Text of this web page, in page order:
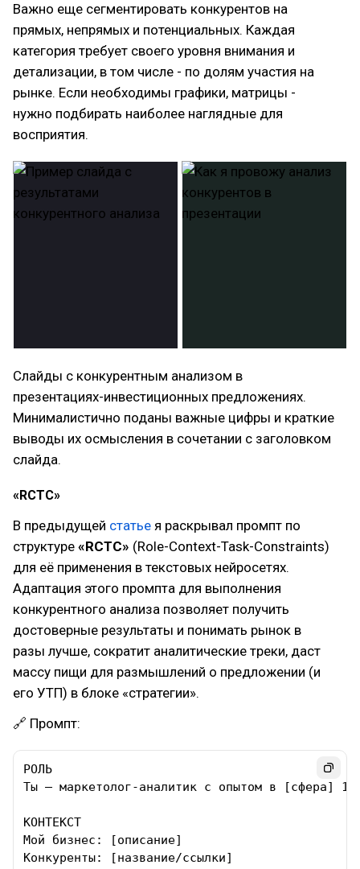
Важно еще сегментировать конкурентов на
прямых, непрямых и потенциальных. Каждая
категория требует своего уровня внимания и
детализации, в том числе - по долям участия на
рынке. Если необходимы графики, матрицы -
нужно подбирать наиболее наглядные для
восприятия.
Слайды с конкурентным анализом в
презентациях-инвестиционных предложениях.
Минималистично поданы важные цифры и краткие
выводы их осмысления в сочетании с заголовком
слайда.
«RCTC»
В предыдущей статье я раскрывал промпт по
структуре «RCTC» (Role-Context-Task-Constraints)
для её применения в текстовых нейросетях.
Адаптация этого промпта для выполнения
конкурентного анализа позволяет получить
достоверные результаты и понимать рынок в
разы лучше, сократит аналитические треки, даст
массу пищи для размышлений о предложении (и
его УТП) в блоке «стратегии».
🔗 Промпт:
РОЛЬ
Ты — маркетолог-аналитик с опытом в [сфера] 10
КОНТЕКСТ
Мой бизнес: [описание]
Конкуренты: [название/ссылки]